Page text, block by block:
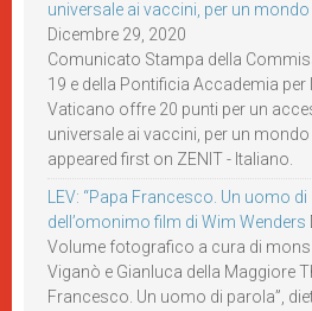
universale ai vaccini, per un
Dicembre 29, 2020
Comunicato Stampa della
19 e della Pontificia Accademia per
Vaticano offre 20 punti per un
universale ai vaccini, per un
appeared first on ZENIT - Italiano.
LEV: “Papa Francesco. Un uomo
dell’omonimo film di Wim Wenders
Volume fotografico a cura di
Viganò e Gianluca della Maggiore
Francesco. Un uomo di parola”,